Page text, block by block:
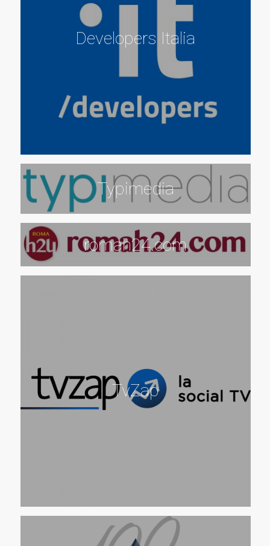
Developers Italia
Typimedia
romah24.com
TvZap